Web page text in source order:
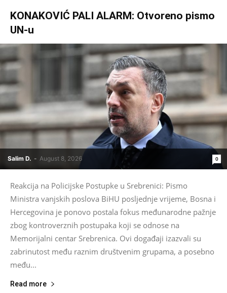
KONAKOVIĆ PALI ALARM: Otvoreno pismo
UN-u
Salim D. - August 8, 2026 0
Reakcija na Policijske Postupke u Srebrenici: Pismo
Ministra vanjskih poslova BiHU posljednje vrijeme, Bosna i
Hercegovina je ponovo postala fokus međunarodne pažnje
zbog kontroverznih postupaka koji se odnose na
Memorijalni centar Srebrenica. Ovi događaji izazvali su
zabrinutost među raznim društvenim grupama, a posebno
među...
Read more